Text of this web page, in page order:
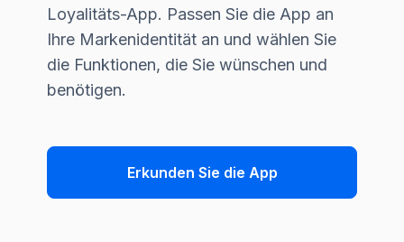
Loyalitäts-App. Passen Sie die App an
Ihre Markenidentität an und wählen Sie
die Funktionen, die Sie wünschen und
benötigen.
Erkunden Sie die App